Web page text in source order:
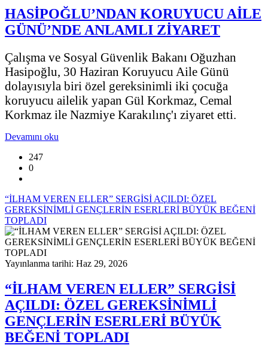
HASİPOĞLU’NDAN KORUYUCU AİLE
GÜNÜ’NDE ANLAMLI ZİYARET
Çalışma ve Sosyal Güvenlik Bakanı Oğuzhan
Hasipoğlu, 30 Haziran Koruyucu Aile Günü
dolayısıyla biri özel gereksinimli iki çocuğa
koruyucu ailelik yapan Gül Korkmaz, Cemal
Korkmaz ile Nazmiye Karakılınç'ı ziyaret etti.
Devamını oku
247
0
“İLHAM VEREN ELLER” SERGİSİ AÇILDI: ÖZEL
GEREKSİNİMLİ GENÇLERİN ESERLERİ BÜYÜK BEĞENİ
TOPLADI
Yayınlanma tarihi: Haz 29, 2026
“İLHAM VEREN ELLER” SERGİSİ
AÇILDI: ÖZEL GEREKSİNİMLİ
GENÇLERİN ESERLERİ BÜYÜK
BEĞENİ TOPLADI